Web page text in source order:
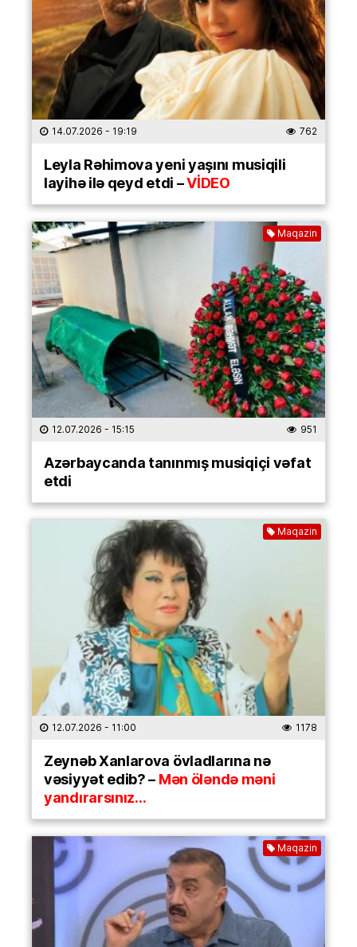
14.07.2026 - 19:19 762
Leyla Rəhimova yeni yaşını musiqili
layihə ilə qeyd etdi –VİDEO
Maqazin
12.07.2026 - 15:15 951
Azərbaycanda tanınmış musiqiçi vəfat
etdi
Maqazin
12.07.2026 - 11:00 1178
Zeynəb Xanlarova övladlarına nə
vəsiyyət edib? –Mən öləndə məni
yandırarsınız…
Maqazin